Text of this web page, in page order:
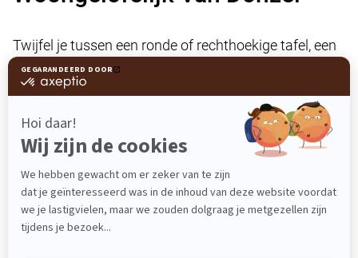
Twijfel je tussen een ronde of rechthoekige tafel, een
rustige basis of juist een opvallend design? De
interieuradviseurs
denken graag met je mee. Met persoonlijk
interieuradvies helpen we je bij het kiezen van de
juiste stijl, indeling en materiaalcombinatie. Als
familiebedrijf sinds 1910 staan we bekend om onze
persoonlijke benadering en ruimecollectie. Kom
langs in Uden en laat je inspireren door tafels die je
kunt zien, voelen en vergelijken, zodat je met